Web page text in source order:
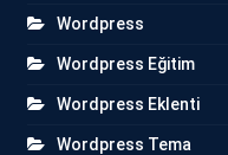
Wordpress
Wordpress Eğitim
Wordpress Eklenti
Wordpress Tema